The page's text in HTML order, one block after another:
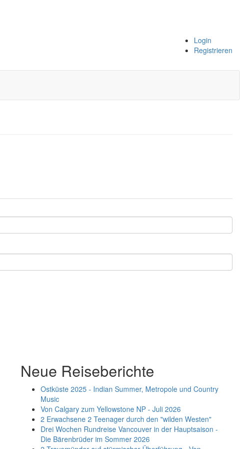
Login
Registrieren
Neue Reiseberichte
Ostküste 2025 - Indian Summer, Metropole und Country
Music
Von Calgary zum Yellowstone NP - Juli 2026
2 Erwachsene 2 Teenager durch den "wilden Westen"
Drei Wochen Rundreise Vancouver in der Hauptsaison -
Die Bärenbrüder im Sommer 2026